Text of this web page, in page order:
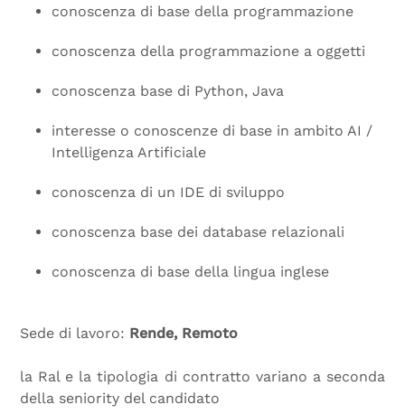
conoscenza di base della programmazione
conoscenza della programmazione a oggetti
conoscenza base di Python, Java
interesse o conoscenze di base in ambito AI /
Intelligenza Artificiale
conoscenza di un IDE di sviluppo
conoscenza base dei database relazionali
conoscenza di base della lingua inglese
Sede di lavoro: Rende, Remoto
la Ral e la tipologia di contratto variano a seconda
della seniority del candidato